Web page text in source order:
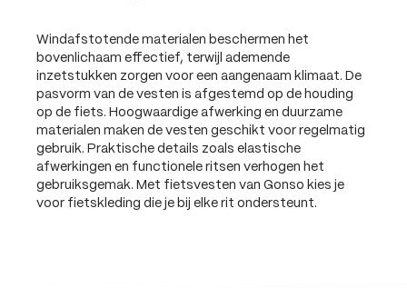
Windafstotende materialen beschermen het
bovenlichaam effectief, terwijl ademende
inzetstukken zorgen voor een aangenaam klimaat. De
pasvorm van de vesten is afgestemd op de houding
op de fiets. Hoogwaardige afwerking en duurzame
materialen maken de vesten geschikt voor regelmatig
gebruik. Praktische details zoals elastische
afwerkingen en functionele ritsen verhogen het
gebruiksgemak. Met fietsvesten van Gonso kies je
voor fietskleding die je bij elke rit ondersteunt.